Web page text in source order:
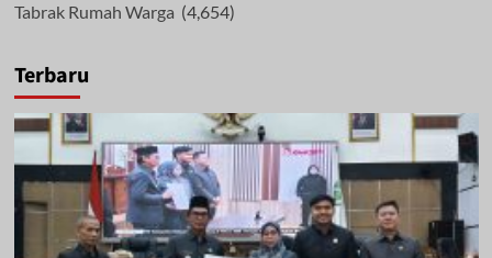
Tabrak Rumah Warga (4,654)
Terbaru